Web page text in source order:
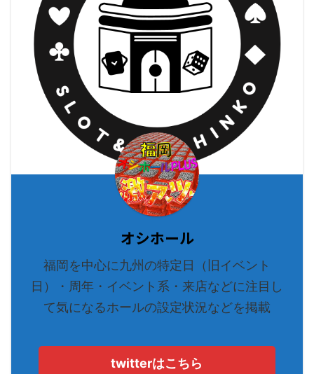
オシホール
福岡を中心に九州の特定日（旧イベント
日）・周年・イベント系・来店などに注目し
て気になるホールの設定状況などを掲載
twitterはこちら